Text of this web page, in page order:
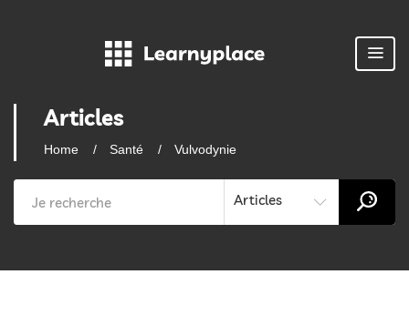
Articles
Home Santé Vulvodynie
Articles